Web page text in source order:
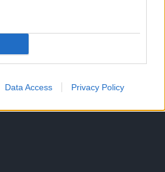
Data Access Privacy Policy
többmillióan vártunk: szombattól
csökken a riasztás